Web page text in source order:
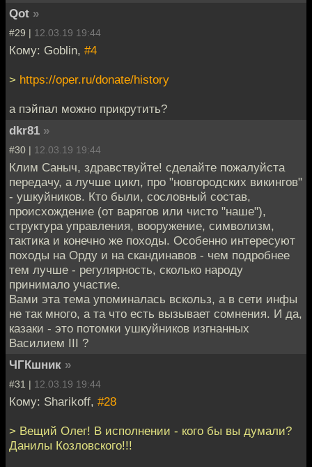
Qot »
#29 | 12.03.19 19:44
Кому: Goblin, #4
> https://oper.ru/donate/history
а пэйпал можно прикрутить?
dkr81 »
#30 | 12.03.19 19:44
Клим Саныч, здравствуйте! сделайте пожалуйста
передачу, а лучше цикл, про "новгородских викингов"
- ушкуйников. Кто были, сословный состав,
происхождение (от варягов или чисто "наше"),
структура управления, вооружение, символизм,
тактика и конечно же походы. Особенно интересуют
походы на Орду и на скандинавов - чем подробнее
тем лучше - регулярность, сколько народу
принимало участие.
Вами эта тема упоминалась вскольз, а в сети инфы
не так много, а та что есть вызывает сомнения. И да,
казаки - это потомки ушкуйников изгнанных
Василием III ?
ЧГКшник »
#31 | 12.03.19 19:44
Кому: Sharikoff, #28
> Вещий Олег! В исполнении - кого бы вы думали?
Данилы Козловского!!!